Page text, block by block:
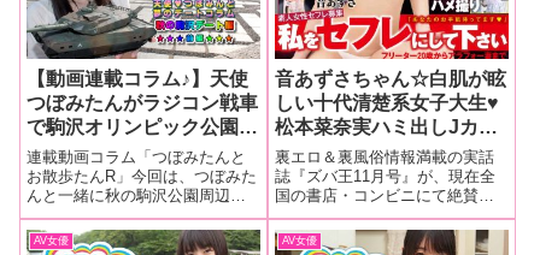
【動画連載コラム♪】天使
つぼみたんがラジコン戦車
で駒沢オリンピック公園を
大暴走？！ 【つぼみたん
とお散歩たんR 】秋の駒沢
周辺デート編（前編）
連載動画コラム「つぼみたんと
お散歩たんR」今回は、つぼみた
んと一緒に秋の駒沢公園周辺を
お散歩デートしてきました〜
♥（前編）
音あずさちゃん☆白肌が眩
しい十代清楚系女子大生♥
松本菜奈実ハミ出しJカッ
プ乳♥ スマホで見られるエ
ロハメ動画たっぷり115分
etc…本日発売『ズバ王11
月号』の気になる中身をご
紹介！！
裏エロ＆裏風俗情報満載の実話
誌『ズバ王11月号』が、現在全
国の書店・コンビニにて絶賛発
売開始！！ 今回もその気になる
誌面内容を写真満載でご紹介♪
AV女優 AV女優